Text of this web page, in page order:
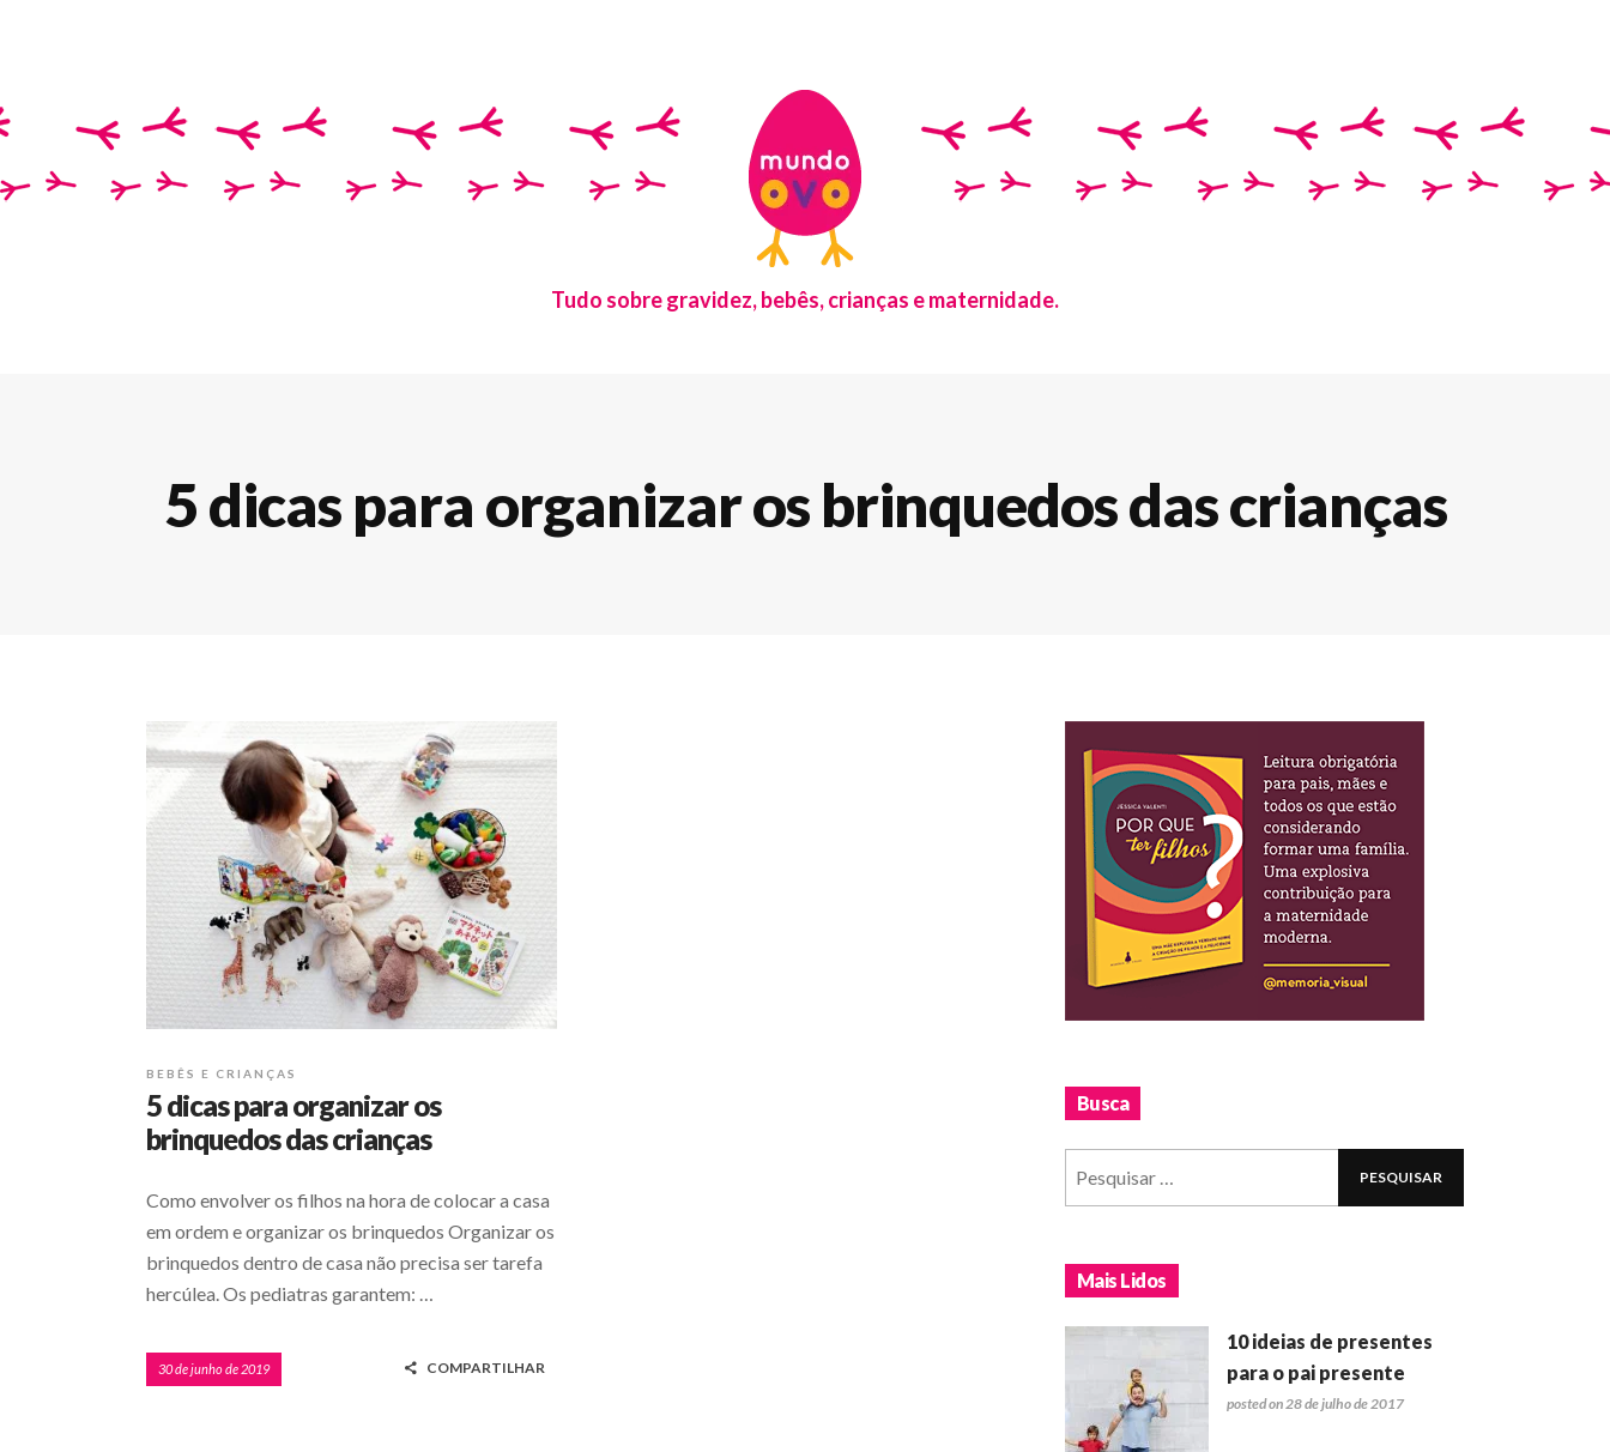
Tudo sobre gravidez, bebês, crianças e maternidade.
5 dicas para organizar os brinquedos das crianças
BEBÊS E CRIANÇAS
5 dicas para organizar os
brinquedos das crianças
Como envolver os filhos na hora de colocar a casa
em ordem e organizar os brinquedos Organizar os
brinquedos dentro de casa não precisa ser tarefa
hercúlea. Os pediatras garantem: …
30 de junho de 2019 COMPARTILHAR
Busca
Mais Lidos
10 ideias de presentes
para o pai presente
posted on 28 de julho de 2017